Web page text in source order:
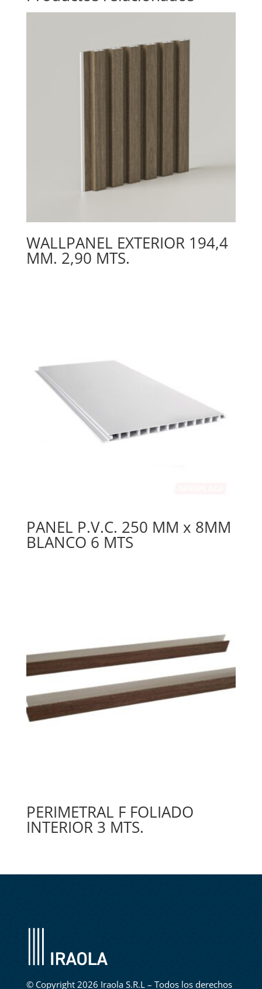
WALLPANEL EXTERIOR 194,4
MM. 2,90 MTS.
PANEL P.V.C. 250 MM x 8MM
BLANCO 6 MTS
PERIMETRAL F FOLIADO
INTERIOR 3 MTS.
© Copyright 2026 Iraola S.R.L – Todos los derechos